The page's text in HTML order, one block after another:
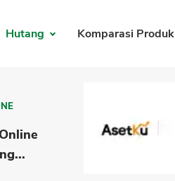
Hutang Komparasi Produk